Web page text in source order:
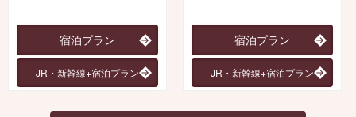
宿泊プラン
JR・新幹線+宿泊プラン
宿泊プラン
JR・新幹線+宿泊プラン